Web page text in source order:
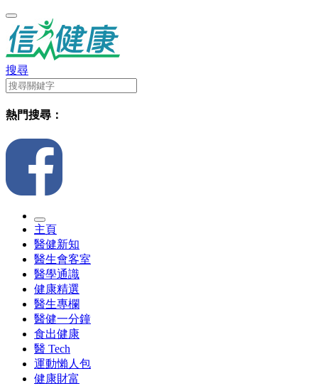
搜尋
熱門搜尋：
主頁
醫健新知
醫生會客室
醫學通識
健康精選
醫生專欄
醫健一分鐘
食出健康
醫 Tech
運動懶人包
健康財富